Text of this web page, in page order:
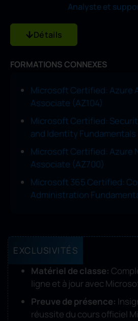
Analyste et
Détails
FORMATIONS CONNEXES
Microsoft Certified: Azure
Associate (AZ104)
Microsoft Certified:
and Identity Fundamentals
Microsoft Certified: Azure
Associate (AZ700)
Microsoft 365 Certified:
Administration
EXCLUSIVITÉS
Matériel de classe:
ligne et à jour avec
Preuve de présence:
réussite du cours officiel